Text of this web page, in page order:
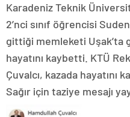
Karadeniz Teknik
2’nci sınıf öğrencisi
gittiği memleketi Uşak’ta
hayatını kaybetti. KTÜ
Çuvalcı, kazada
Sağır için taziye mesajı